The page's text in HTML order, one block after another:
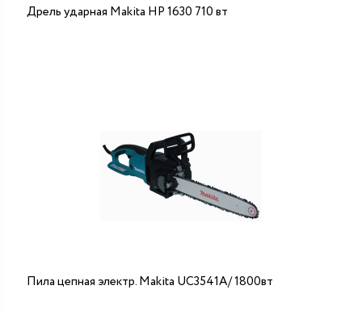
Дрель ударная Mаkita HP 1630 710 вт
Пила цепная электр. Makita UC3541A/ 1800вт